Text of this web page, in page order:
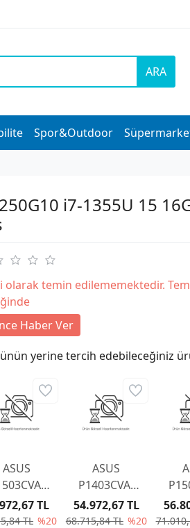
ARA
Spor&Outdoor
i7-1355U 15
olarak temin edilememektedir.
Haber Ver
yerine tercih edebileceğiniz
ASUS
FHD,
TL %20
TL
ASUS
P1403CVA-
I58512G0D
14" FHD,
68.715,84 TL %20
54.972,67 TL